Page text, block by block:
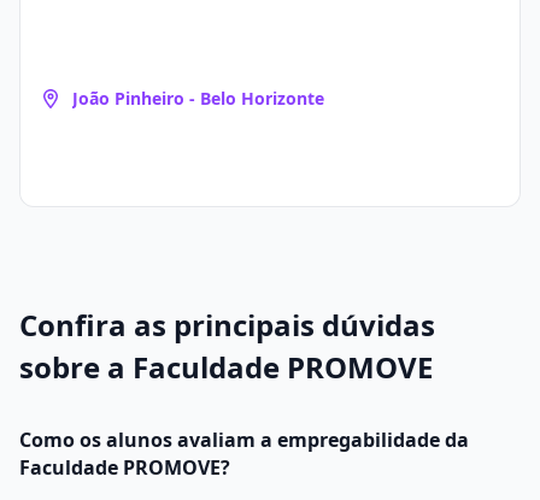
João Pinheiro - Belo Horizonte
Confira as principais dúvidas
sobre a Faculdade PROMOVE
Como os alunos avaliam a empregabilidade da
Faculdade PROMOVE?